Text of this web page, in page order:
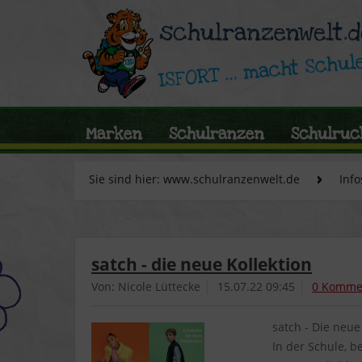
Marken Schulranzen
Sie sind hier: www.schulranzenwelt.de
satch - die neue Kollektion
Von: Nicole Lüttecke 15.07.22 09:45 0
satch - Die
In der Schule,